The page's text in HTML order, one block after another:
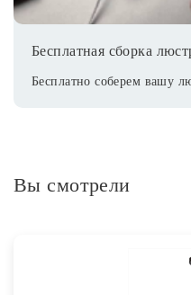
Бесплатная сборка
Бесплатно соберем вашу
Вы смотрели